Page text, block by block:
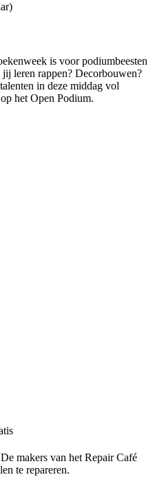
is voor podiumbeesten
leren rappen? Decorbouwen?
in deze middag vol
het Open Podium.
makers van het Repair Café
te repareren.